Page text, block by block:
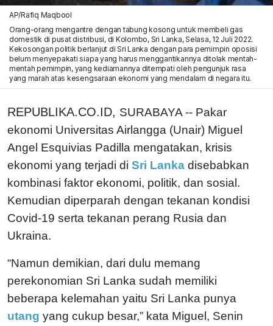
AP/Rafiq Maqbool
Orang-orang mengantre dengan tabung kosong untuk membeli gas
domestik di pusat distribusi, di Kolombo, Sri Lanka, Selasa, 12 Juli 2022.
Kekosongan politik berlanjut di Sri Lanka dengan para pemimpin oposisi
belum menyepakati siapa yang harus menggantikannya ditolak mentah-
mentah pemimpin, yang kediamannya ditempati oleh pengunjuk rasa
yang marah atas kesengsaraan ekonomi yang mendalam di negara itu.
REPUBLIKA.CO.ID, SURABAYA -- Pakar
ekonomi Universitas Airlangga (Unair) Miguel
Angel Esquivias Padilla mengatakan, krisis
ekonomi yang terjadi di Sri Lanka disebabkan
kombinasi faktor ekonomi, politik, dan sosial.
Kemudian diperparah dengan tekanan kondisi
Covid-19 serta tekanan perang Rusia dan
Ukraina.
“Namun demikian, dari dulu memang
perekonomian Sri Lanka sudah memiliki
beberapa kelemahan yaitu Sri Lanka punya
utang yang cukup besar,” kata Miguel, Senin